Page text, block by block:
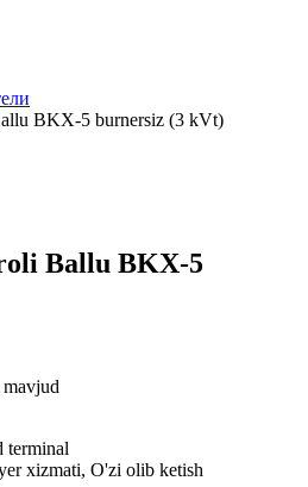
BKX-5 burnersiz (3 kVt)
Ballu BKX-5
mavjud
terminal
xizmati, O'zi olib ketish